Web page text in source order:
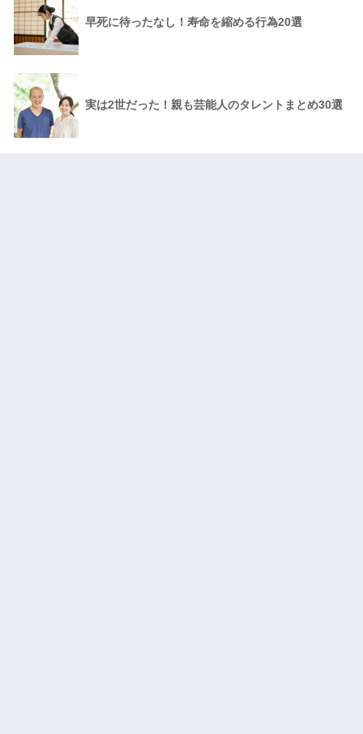
早死に待ったなし！寿命を縮める行為20選
実は2世だった！親も芸能人のタレントまとめ30選